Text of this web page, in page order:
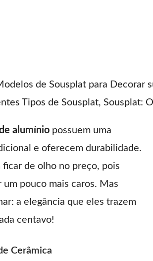
de Sousplat para Decorar
Tipos de Sousplat, Sousplat:
alumínio possuem uma
e oferecem durabilidade.
ficar de olho no preço, pois
um pouco mais caros. Mas
a elegância que eles trazem
centavo!
Cerâmica